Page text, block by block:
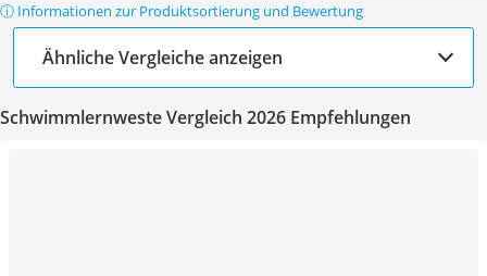
ⓘ Informationen zur Produktsortierung und Bewertung
Ähnliche Vergleiche anzeigen
Schwimmlernweste Vergleich 2026 Empfehlungen